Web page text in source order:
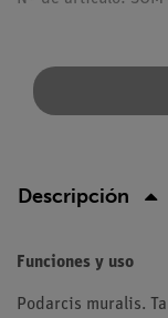
Descripción
Funciones y uso
Podarcis muralis.